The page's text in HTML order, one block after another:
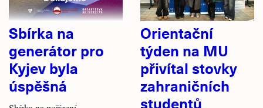
Sbírka na
generátor pro
Kyjev byla
úspěšná
Orientační
týden na MU
přivítal stovky
zahraničních
studentů